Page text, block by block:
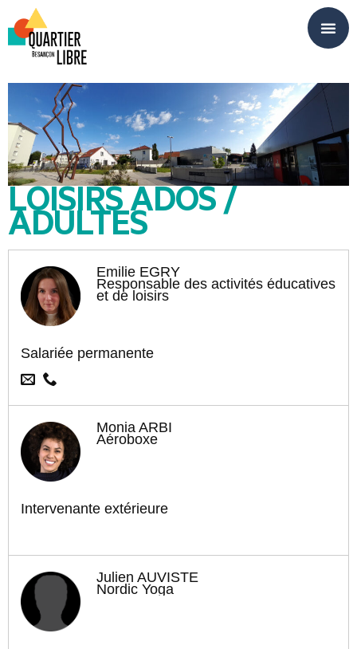
LOISIRS ADOS /
ADULTES
Emilie EGRY
Responsable des activités éducatives
et de loisirs
Salariée permanente
Monia ARBI
Aéroboxe
Intervenante extérieure
Julien AUVISTE
Nordic Yoga
Panneau de gestion des cookies